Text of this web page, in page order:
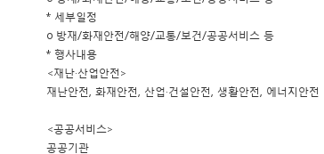
* 세부일정
o 방재/화재안전/해양/교통/보건/공공서비스 등
* 행사내용
<재난·산업안전>
재난안전, 화재안전, 산업·건설안전, 생활안전, 에너지안전
<공공서비스>
공공기관